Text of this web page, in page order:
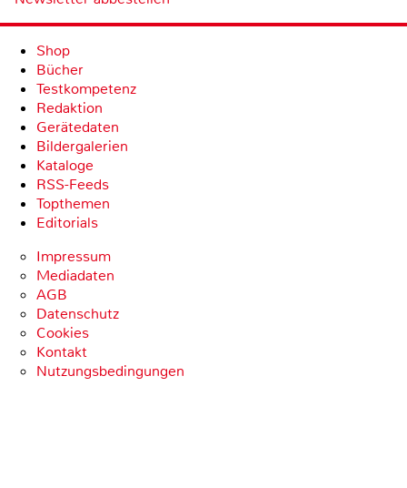
Shop
Bücher
Testkompetenz
Redaktion
Gerätedaten
Bildergalerien
Kataloge
RSS-Feeds
Topthemen
Editorials
Impressum
Mediadaten
AGB
Datenschutz
Cookies
Kontakt
Nutzungsbedingungen